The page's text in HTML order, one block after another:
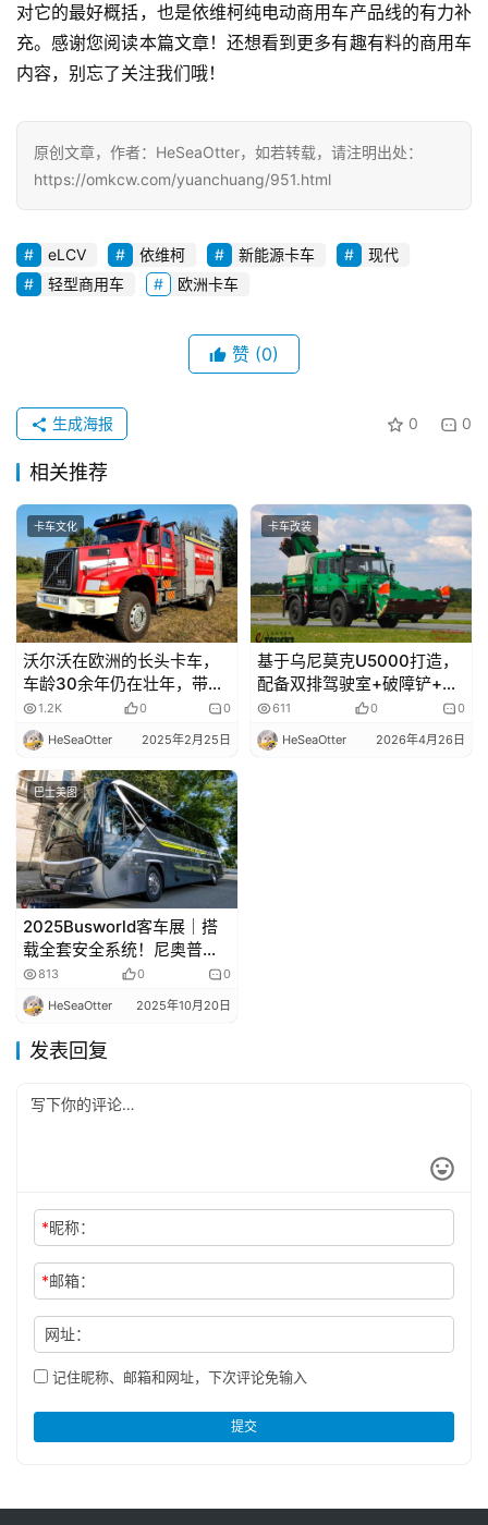
对它的最好概括，也是依维柯纯电动商用车产品线的有力补
充。感谢您阅读本篇文章！还想看到更多有趣有料的商用车
内容，别忘了关注我们哦！
原创文章，作者：HeSeaOtter，如若转载，请注明出处：
https://omkcw.com/yuanchuang/951.html
eLCV 依维柯 新能源卡车
现代
轻型商用车
欧洲卡车
赞 (0)
0 0
生成海报
相关推荐
卡车文化
沃尔沃在欧洲的长头卡车，
车龄30余年仍在壮年，带您
看沃尔沃NL10长头消防车
1.2K 0 0
HeSeaOtter 2025年2月25日
卡车改装
基于乌尼莫克U5000打造，
配备双排驾驶室+破障铲+随
车吊，德国防暴警察多功能
车了解一下
611 0 0
HeSeaOtter 2026年4月26日
巴士美图
2025Busworld客车展｜搭
载全套安全系统！尼奥普兰
入门级Tourliner Safe
Secure车型实拍
813 0 0
HeSeaOtter 2025年10月20日
发表回复
*昵称：
*邮箱：
网址：
记住昵称、邮箱和网址，下次评论免输入
提交